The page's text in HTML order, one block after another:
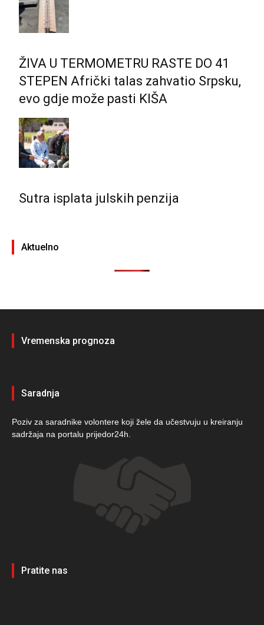
ŽIVA U TERMOMETRU RASTE DO 41
STEPEN Afrički talas zahvatio Srpsku,
evo gdje može pasti KIŠA
Sutra isplata julskih penzija
Aktuelno
Vremenska prognoza
Saradnja
Poziv za saradnike volontere koji žele da učestvuju u kreiranju
sadržaja na portalu prijedor24h.
Pratite nas